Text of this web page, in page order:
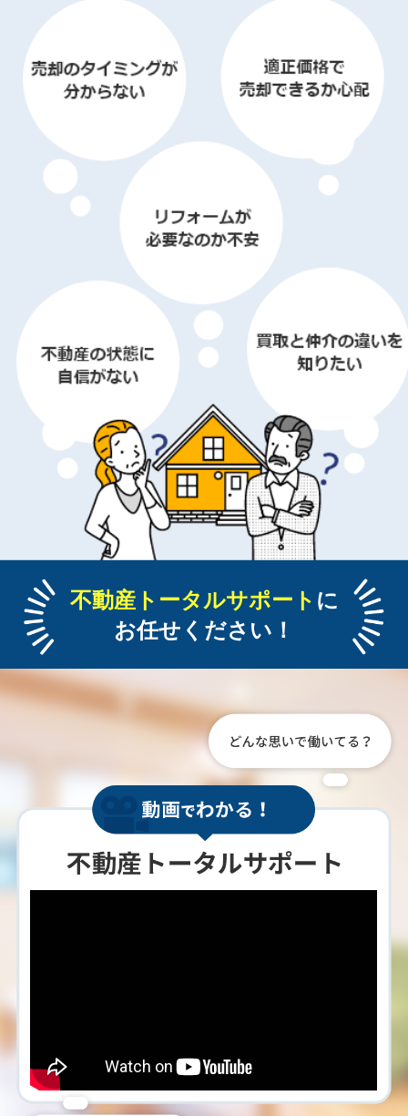
不動産トータルサポート に
お任せください！